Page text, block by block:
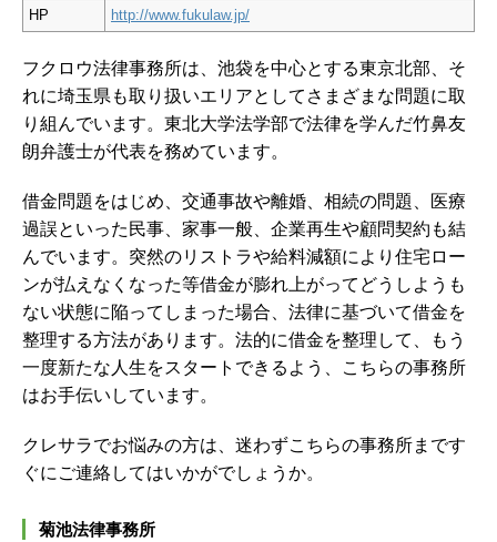
HP
http://www.fukulaw.jp/
フクロウ法律事務所は、池袋を中心とする東京北部、そ
れに埼玉県も取り扱いエリアとしてさまざまな問題に取
り組んでいます。東北大学法学部で法律を学んだ竹鼻友
朗弁護士が代表を務めています。
借金問題をはじめ、交通事故や離婚、相続の問題、医療
過誤といった民事、家事一般、企業再生や顧問契約も結
んでいます。突然のリストラや給料減額により住宅ロー
ンが払えなくなった等借金が膨れ上がってどうしようも
ない状態に陥ってしまった場合、法律に基づいて借金を
整理する方法があります。法的に借金を整理して、もう
一度新たな人生をスタートできるよう、こちらの事務所
はお手伝いしています。
クレサラでお悩みの方は、迷わずこちらの事務所まです
ぐにご連絡してはいかがでしょうか。
菊池法律事務所